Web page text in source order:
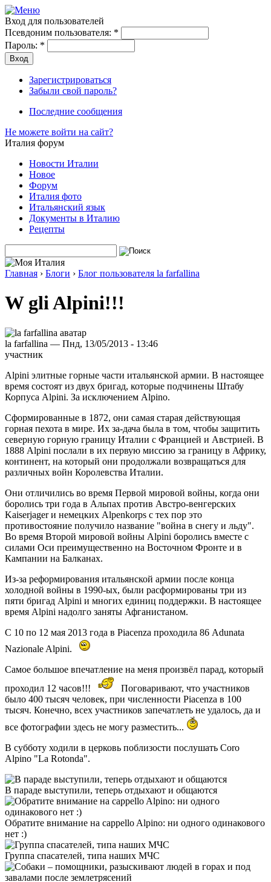
Вход для пользователей
Псевдоним пользователя: *
Пароль: *
Зарегистрироваться
Забыли свой пароль?
Последние сообщения
Не можете войти на сайт?
Италия форум
Новости Италии
Новое
Форум
Италия фото
Итальянский язык
Документы в Италию
Рецепты
Главная › Блоги › Блог пользователя la farfallina
W gli Alpini!!!
la farfallina — Пнд, 13/05/2013 - 13:46
участник
Alpini элитные горные части итальянской армии. В настоящее
время состоят из двух бригад, которые подчинены Штабу
Корпуса Alpini. За исключением Alpino.
Сформированные в 1872, они самая старая действующая
горная пехота в мире. Их за-дача была в том, чтобы защитить
северную горную границу Италии с Францией и Австрией. В
1888 Alpini послали в их первую миссию за границу в Африку,
континент, на который они продолжали возвращаться для
различных войн Королевства Италии.
Они отличились во время Первой мировой войны, когда они
боролись три года в Альпах против Австро-венгерских
Kaiserjager и немецких Alpenkorps с тех пор это
противостояние получило название "война в снегу и льду".
Во время Второй мировой войны Alpini боролись вместе с
силами Оси преимущественно на Восточном Фронте и в
Кампании на Балканах.
Из-за реформирования итальянской армии после конца
холодной войны в 1990-ых, были расформированы три из
пяти бригад Alpini и многих единиц поддержки. В настоящее
время Alpini надолго заняты Афганистаном.
С 10 по 12 мая 2013 года в Piacenza проходила 86 Adunata
Nazionale Alpini.
Самое большое впечатление на меня произвёл парад, который
проходил 12 часов!!!
Поговаривают, что участников
было 400 тысяч человек, при численности Piacenza в 100
тысяч. Конечно, всех участников запечатлеть не удалось, да и
все фотографии здесь не могу разместить...
В субботу ходили в церковь поблизости послушать Coro
Alpino "La Rotonda".
В параде выступили, теперь отдыхают и общаются
Обратите внимание на cappello Alpino: ни одного одинакового
нет :)
Группа спасателей, типа наших МЧС